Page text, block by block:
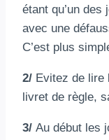
étant qu’un
avec une
C’est plus
2/ Evitez de lire
livret de règle,
3/ Au début les